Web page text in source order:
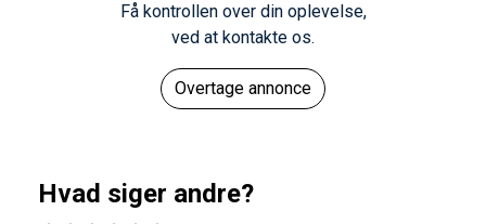
Få kontrollen over din oplevelse,
ved at kontakte os.
Overtage annonce
Hvad siger andre?